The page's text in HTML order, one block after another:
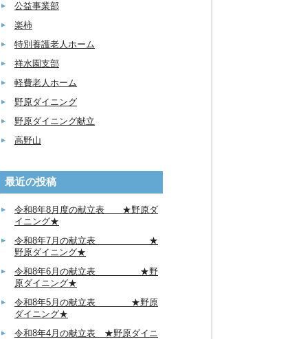
公益事業部
楽柿
特別養護老人ホーム
祥水園支部
軽費老人ホーム
野原ダイニング
野原ダイニング献立
高野山
最近の投稿
令和8年8月度の献立表 ★野原ダ
イニング★
令和8年7月の献立表 ★
野原ダイニング★
令和8年6月の献立表 ★野
原ダイニング★
令和8年5月の献立表 ★野原
ダイニング★
令和8年4月の献立表 ★野原ダイニ